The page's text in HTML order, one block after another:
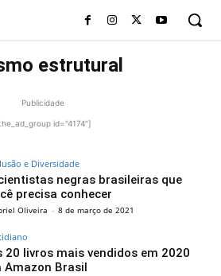
estrutural
Publicidade
id="4174"]
e Diversidade
negras brasileiras que
precisa conhecer
Oliveira - 8 de março de 2021
20 livros mais vendidos em 2020
Amazon Brasil